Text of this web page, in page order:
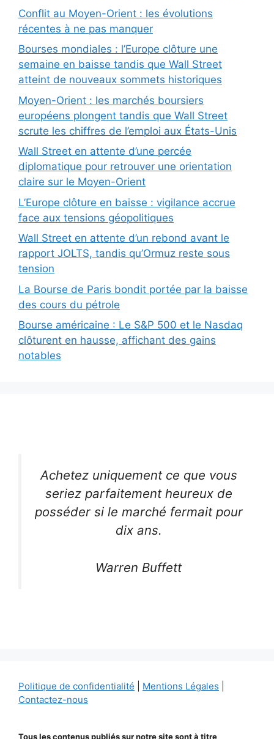
Conflit au Moyen-Orient : les évolutions
récentes à ne pas manquer
Bourses mondiales : l’Europe clôture une
semaine en baisse tandis que Wall Street
atteint de nouveaux sommets historiques
Moyen-Orient : les marchés boursiers
européens plongent tandis que Wall Street
scrute les chiffres de l’emploi aux États-Unis
Wall Street en attente d’une percée
diplomatique pour retrouver une orientation
claire sur le Moyen-Orient
L’Europe clôture en baisse : vigilance accrue
face aux tensions géopolitiques
Wall Street en attente d’un rebond avant le
rapport JOLTS, tandis qu’Ormuz reste sous
tension
La Bourse de Paris bondit portée par la baisse
des cours du pétrole
Bourse américaine : Le S&P 500 et le Nasdaq
clôturent en hausse, affichant des gains
notables
Achetez uniquement ce que vous
seriez parfaitement heureux de
posséder si le marché fermait pour
dix ans.
Warren Buffett
Politique de confidentialité Mentions Légales
Contactez-nous
Tous les contenus publiés sur notre site sont à titre